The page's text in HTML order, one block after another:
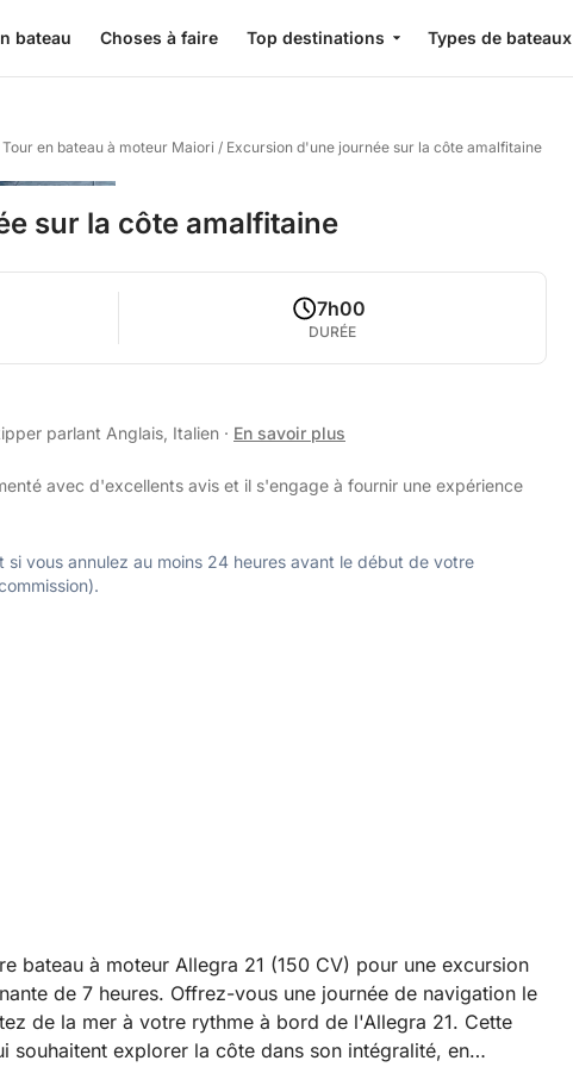
bateau Choses à faire Top destinations Types de bateaux
Tour en bateau à moteur Maiori / Excursion d'une journée sur la côte amalfitaine
sur la côte amalfitaine
7h00
DURÉE
parlant Anglais, Italien · En savoir plus
avec d'excellents avis et il s'engage à fournir une expérience
vous annulez au moins 24 heures avant le début de votre
bateau à moteur Allegra 21 (150 CV) pour une excursion
de 7 heures. Offrez-vous une journée de navigation le
de la mer à votre rythme à bord de l'Allegra 21. Cette
souhaitent explorer la côte dans son intégralité, en